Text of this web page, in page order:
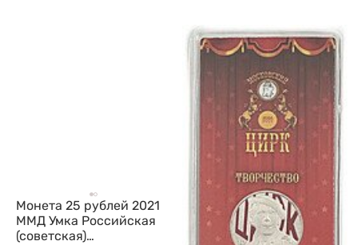
Монета 25 рублей 2021
ММД Умка Российская
(советская)